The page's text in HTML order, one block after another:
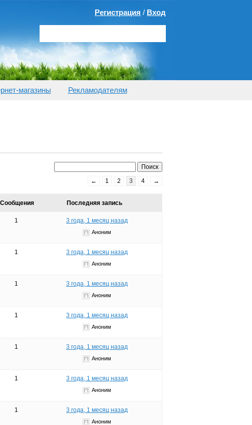
Регистрация / Вход
магазины Рекламодателям
← 1 2 3 4 →
Сообщения Последняя запись
1 3 года, 1 месяц назад
Аноним
1 3 года, 1 месяц назад
Аноним
1 3 года, 1 месяц назад
Аноним
1 3 года, 1 месяц назад
Аноним
1 3 года, 1 месяц назад
Аноним
1 3 года, 1 месяц назад
Аноним
1 3 года, 1 месяц назад
Аноним